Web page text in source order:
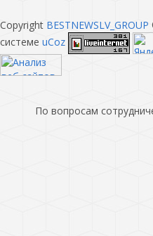
Copyright BESTNEWSLV_GROUP
системе uCoz
По вопросам